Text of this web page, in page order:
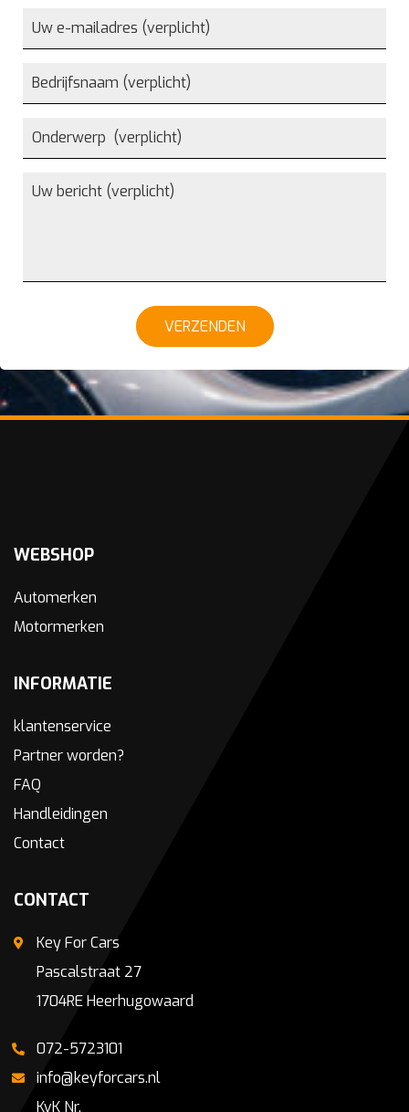
VERZENDEN
WEBSHOP
Automerken
Motormerken
INFORMATIE
klantenservice
Partner worden?
FAQ
Handleidingen
Contact
CONTACT
Key For Cars
Pascalstraat 27
1704RE Heerhugowaard
072-5723101
info@keyforcars.nl
KvK Nr.